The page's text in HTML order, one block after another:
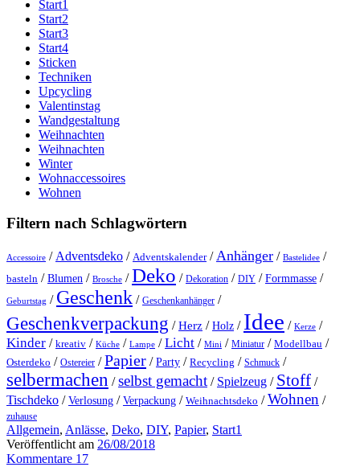
Start1
Start2
Start3
Start4
Sticken
Techniken
Upcycling
Valentinstag
Wandgestaltung
Weihnachten
Weihnachten
Winter
Wohnaccessoires
Wohnen
Filtern nach Schlagwörtern
Accessoire / Adventsdeko / Adventskalender/Anhänger / Bastelidee /
basteln /Blumen / Brosche /Deko / Dekoration / DIY /Formmasse /
Geburtstag / Geschenk / Geschenkanhänger /
Geschenkverpackung /Herz /Holz / Idee / Kerze /
Kinder / kreativ / Küche / Lampe /Licht / Mini / Miniatur / Modellbau /
Osterdeko / Ostereier /Papier /Party / Recycling / Schmuck /
selbermachen /selbst gemacht / Spielzeug / Stoff /
Tischdeko /Verlosung /Verpackung / Weihnachtsdeko /Wohnen /
zuhause
Allgemein, Anlässe, Deko, DIY, Papier, Start1
Veröffentlicht am 26/08/2018
Kommentare 17